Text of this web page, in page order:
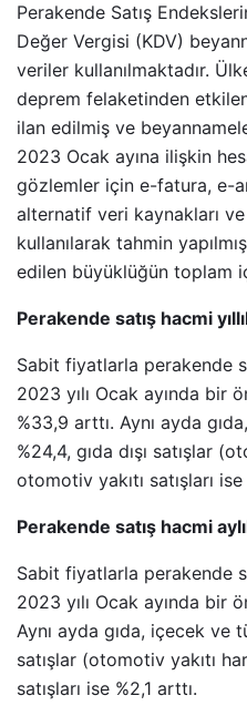
Perakende Satış
Değer Vergisi (KDV)
veriler kullanılmaktadır.
deprem felaketinden
ilan edilmiş ve
2023 Ocak ayına ilişkin
gözlemler için e-fatura, e-
alternatif veri kaynakları
kullanılarak tahmin
edilen büyüklüğün toplam
Perakende satış hacmi
Sabit fiyatlarla perakende
2023 yılı Ocak ayında bir
%33,9 arttı. Aynı ayda
%24,4, gıda dışı satışlar
otomotiv yakıtı satışları
Perakende satış hacmi
Sabit fiyatlarla perakende
2023 yılı Ocak ayında bir
Aynı ayda gıda, içecek ve
satışlar (otomotiv yakıtı
satışları ise %2,1 arttı.